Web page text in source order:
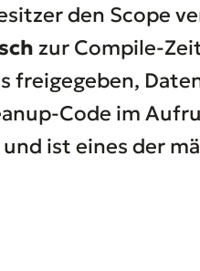
den Scope
zur Compile-
freigegeben,
Code im
ist eines der